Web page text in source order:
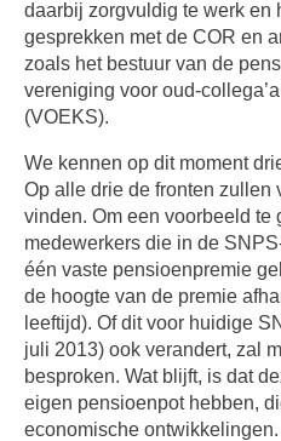
daarbij zorgvuldig te werk en
gesprekken met de COR en
zoals het bestuur van de
vereniging voor oud-
(VOEKS).
We kennen op dit moment
Op alle drie de fronten zullen
vinden. Om een voorbeeld te
medewerkers die in de
één vaste pensioenpremie
de hoogte van de premie
leeftijd). Of dit voor huidige
juli 2013) ook verandert, zal
besproken. Wat blijft, is dat
eigen pensioenpot hebben,
economische